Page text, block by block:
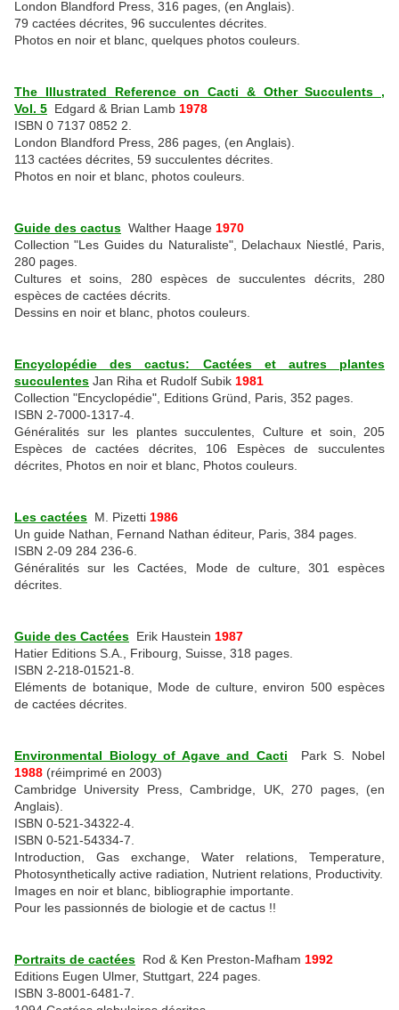
London Blandford Press, 316 pages, (en Anglais).
79 cactées décrites, 96 succulentes décrites.
Photos en noir et blanc, quelques photos couleurs.
The Illustrated Reference on Cacti & Other Succulents ,
Vol. 5 Edgard & Brian Lamb 1978
ISBN 0 7137 0852 2.
London Blandford Press, 286 pages, (en Anglais).
113 cactées décrites, 59 succulentes décrites.
Photos en noir et blanc, photos couleurs.
Guide des cactus Walther Haage 1970
Collection "Les Guides du Naturaliste", Delachaux Niestlé, Paris,
280 pages.
Cultures et soins, 280 espèces de succulentes décrits, 280
espèces de cactées décrits.
Dessins en noir et blanc, photos couleurs.
Encyclopédie des cactus: Cactées et autres plantes
succulentes Jan Riha et Rudolf Subik 1981
Collection "Encyclopédie", Editions Gründ, Paris, 352 pages.
ISBN 2-7000-1317-4.
Généralités sur les plantes succulentes, Culture et soin, 205
Espèces de cactées décrites, 106 Espèces de succulentes
décrites, Photos en noir et blanc, Photos couleurs.
Les cactées M. Pizetti 1986
Un guide Nathan, Fernand Nathan éditeur, Paris, 384 pages.
ISBN 2-09 284 236-6.
Généralités sur les Cactées, Mode de culture, 301 espèces
décrites.
Guide des Cactées Erik Haustein 1987
Hatier Editions S.A., Fribourg, Suisse, 318 pages.
ISBN 2-218-01521-8.
Eléments de botanique, Mode de culture, environ 500 espèces
de cactées décrites.
Environmental Biology of Agave and Cacti Park S. Nobel
1988 (réimprimé en 2003)
Cambridge University Press, Cambridge, UK, 270 pages, (en
Anglais).
ISBN 0-521-34322-4.
ISBN 0-521-54334-7.
Introduction, Gas exchange, Water relations, Temperature,
Photosynthetically active radiation, Nutrient relations, Productivity.
Images en noir et blanc, bibliographie importante.
Pour les passionnés de biologie et de cactus !!
Portraits de cactées Rod & Ken Preston-Mafham 1992
Editions Eugen Ulmer, Stuttgart, 224 pages.
ISBN 3-8001-6481-7.